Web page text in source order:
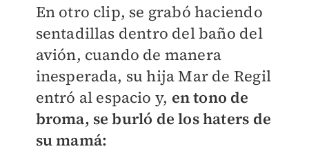
En otro clip, se grabó haciendo
sentadillas dentro del baño del
avión, cuando de manera
inesperada, su hija Mar de Regil
entró al espacio y, en tono de
broma, se burló de los haters de
su mamá: